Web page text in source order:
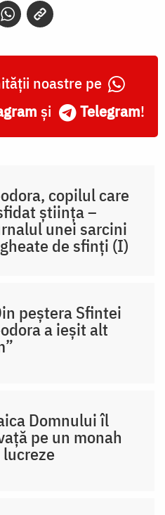
noastre pe
și Telegram!
copilul care
știința –
unei sarcini
de sfinți (I)
peștera Sfintei
a ieșit alt
Domnului îl
pe un monah
lucreze